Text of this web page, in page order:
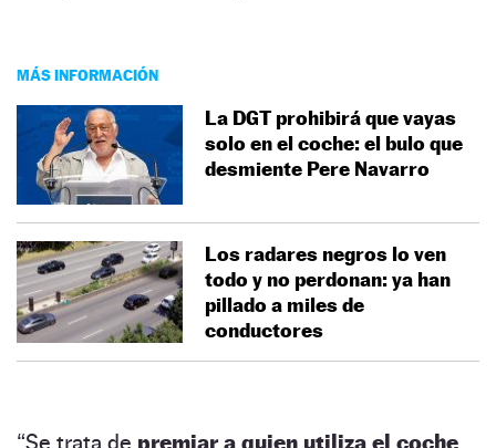
MÁS INFORMACIÓN
La DGT prohibirá que vayas
solo en el coche: el bulo que
desmiente Pere Navarro
Los radares negros lo ven
todo y no perdonan: ya han
pillado a miles de
conductores
“Se trata de premiar a quien utiliza el coche